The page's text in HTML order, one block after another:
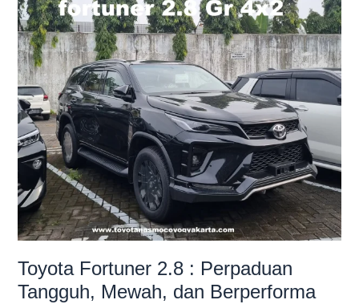
Toyota Fortuner 2.8 : Perpaduan
Tangguh, Mewah, dan Berperforma
2.8
:
Perpaduan
Tangguh,
Mewah,
dan
Berperforma
Tinggi